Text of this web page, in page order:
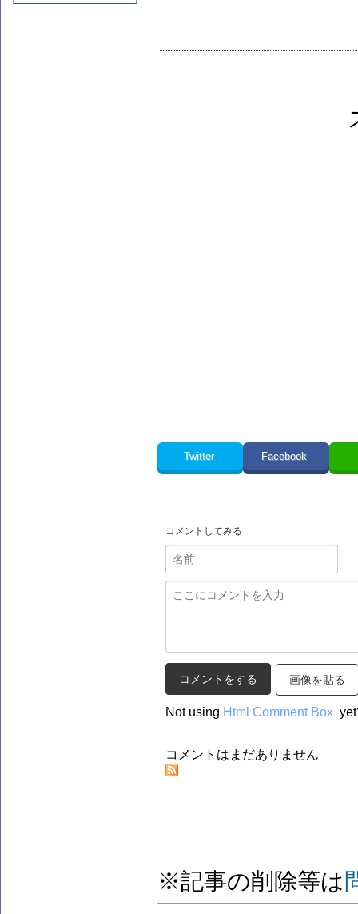
Twitter Facebook
コメントしてみる
画像を貼る
Not using Html Comment Box
コメントはまだありません
※記事の削除等は